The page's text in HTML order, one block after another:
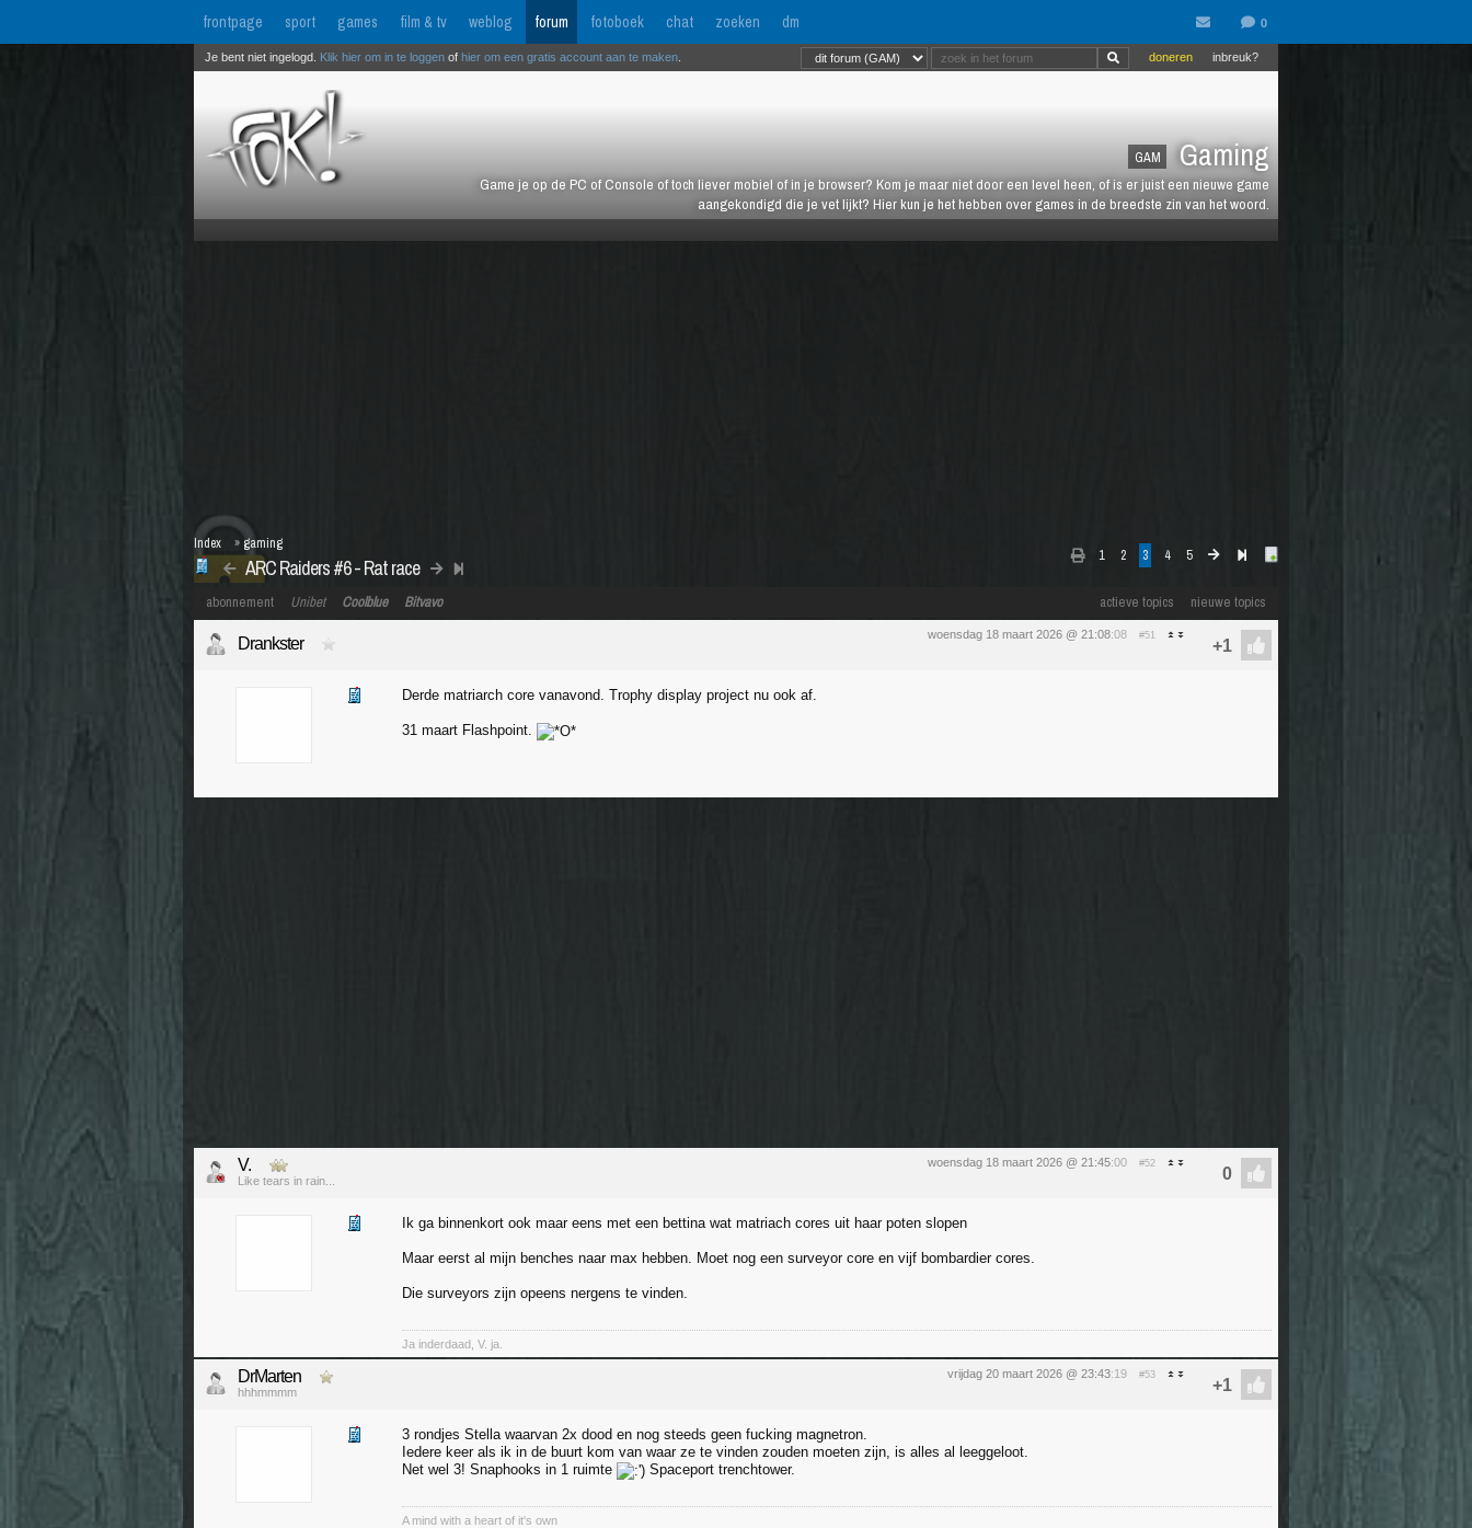
frontpage sport games film & tv weblog forum fotoboek chat zoeken dm
GAM Gaming
Game je op de PC of Console of toch liever mobiel of in je browser? Kom je maar niet door een level heen, of is er juist een nieuwe game
aangekondigd die je vet lijkt? Hier kun je het hebben over games in de breedste zin van het woord.
inbreuk?
doneren
Je bent niet ingelogd. Klik hier om in te loggen of hier om een gratis account aan te maken
1 2 3 4 5
ARC Raiders #6 - Rat race
Index » gaming
actieve topics nieuwe topics
abonnement Unibet Coolblue Bitvavo
woensdag 18 maart 2026 @ 21:08:08 #51
Drankster
Derde matriarch core vanavond. Trophy display project nu ook af.
31 maart Flashpoint.
woensdag 18 maart 2026 @ 21:45:00 #52
V.
Like tears in rain...
Ik ga binnenkort ook maar eens met een bettina wat matriach cores uit haar poten slopen
Maar eerst al mijn benches naar max hebben. Moet nog een surveyor core en vijf bombardier cores.
Die surveyors zijn opeens nergens te vinden.
Ja inderdaad, V. ja.
vrijdag 20 maart 2026 @ 23:43:19 #53
DrMarten
hhhmmmm
3 rondjes Stella waarvan 2x dood en nog steeds geen fucking magnetron.
Iedere keer als ik in de buurt kom van waar ze te vinden zouden moeten zijn, is alles al leeggeloot.
Net wel 3! Snaphooks in 1 ruimte
Spaceport trenchtower.
A mind with a heart of it's own